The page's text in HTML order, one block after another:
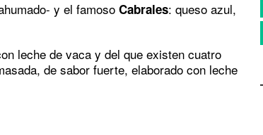
y el famoso Cabrales: queso azul,
leche de vaca y del que existen cuatro
de sabor fuerte, elaborado con leche